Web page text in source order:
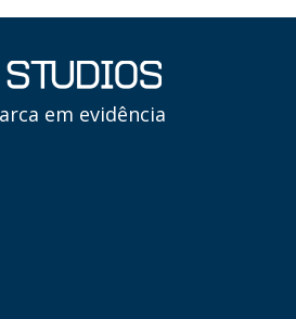
em evidência